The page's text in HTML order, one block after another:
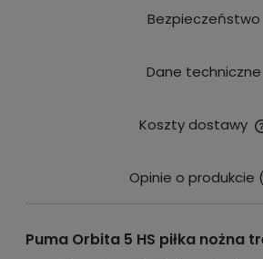
Bezpieczeństwo
Dane techniczne
Koszty dostawy
Opinie o produkcie
Puma Orbita 5 HS piłka nożna